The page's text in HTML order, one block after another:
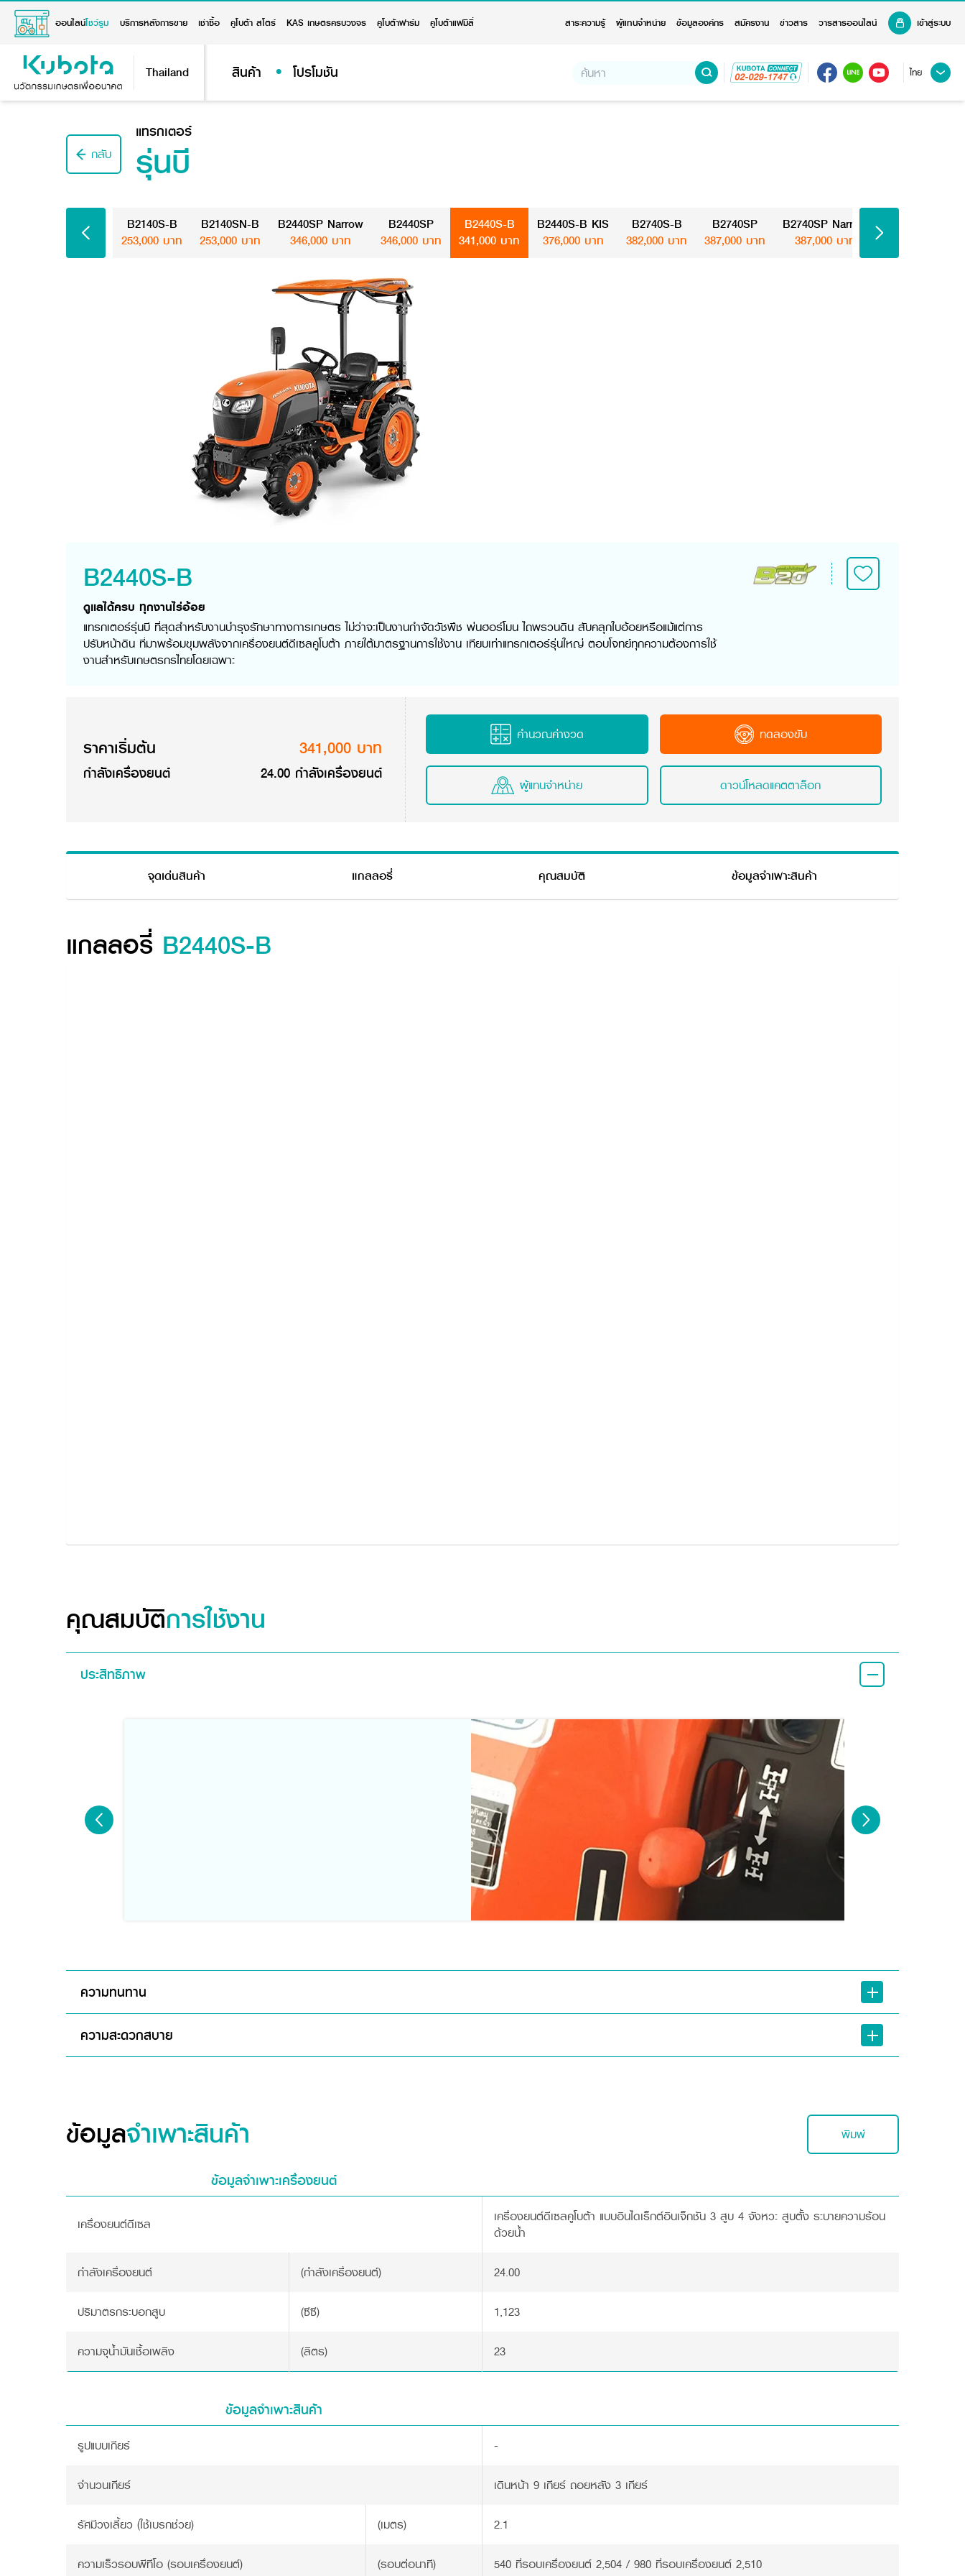
ออนไลน์โชว์รูม บริการหลังการขาย เช่าซื้อ คูโบต้า สโตร์ KAS เกษตรครบวงจร คูโบต้าฟาร์ม คูโบต้าแฟมิลี่ สาระความรู้ ผู้แทนจำหน่าย ข้อมูลองค์กร สมัครงาน ข่าวสาร วารสารออนไลน์ เข้าสู่ระบบ
Thailand สินค้า โปรโมชัน ไทย
กลับ
แทรกเตอร์
รุ่นบี
B2140S-B
253,000 บาท
B2140SN-B
253,000 บาท
B2440SP Narrow
346,000 บาท
B2440SP
346,000 บาท
B2440S-B
341,000 บาท
B2440S-B KIS
376,000 บาท
B2740S-B
382,000 บาท
B2740SP
387,000 บาท
B2740SP Narrow
387,000 บาท
B2440S-B
ดูแลได้ครบ ทุกงานไร่อ้อย
แทรกเตอร์รุ่นบี ที่สุดสำหรับงานบำรุงรักษาทางการเกษตร ไม่ว่าจะเป็นงานกำจัดวัชพืช พ่นฮอร์โมน ไถพรวนดิน สับคลุกใบอ้อยหรือแม้แต่การ
ปรับหน้าดิน ที่มาพร้อมขุมพลังจากเครื่องยนต์ดีเซลคูโบต้า ภายใต้มาตรฐานการใช้งาน เทียบเท่าแทรกเตอร์รุ่นใหญ่ ตอบโจทย์ทุกความต้องการใช้
งานสำหรับเกษตรกรไทยโดยเฉพาะ
ราคาเริ่มต้น 341,000 บาท
กำลังเครื่องยนต์ 24.00 กำลังเครื่องยนต์
คำนวณค่างวด ทดลองขับ
ผู้แทนจำหน่าย ดาวน์โหลดแคตตาล็อก
จุดเด่นสินค้า แกลลอรี่ คุณสมบัติ ข้อมูลจำเพาะสินค้า
แกลลอรี่ B2440S-B
คุณสมบัติการใช้งาน
ประสิทธิภาพ
ความทนทาน
ความสะดวกสบาย
ข้อมูลจำเพาะสินค้า พิมพ์
ข้อมูลจำเพาะเครื่องยนต์
เครื่องยนต์ดีเซล
เครื่องยนต์ดีเซลคูโบต้า แบบอินไดเร็กต์อินเจ็กชัน 3 สูบ 4 จังหวะ สูบตั้ง ระบายความร้อน
ด้วยน้ำ
กำลังเครื่องยนต์ (กำลังเครื่องยนต์) 24.00
ปริมาตรกระบอกสูบ (ซีซี) 1,123
ความจุน้ำมันเชื้อเพลิง (ลิตร) 23
ข้อมูลจำเพาะสินค้า
รูปแบบเกียร์ -
จำนวนเกียร์ เดินหน้า 9 เกียร์ ถอยหลัง 3 เกียร์
รัศมีวงเลี้ยว (ใช้เบรกช่วย) (เมตร) 2.1
ความเร็วรอบพีทีโอ (รอบเครื่องยนต์) (รอบต่อนาที) 540 ที่รอบเครื่องยนต์ 2,504 / 980 ที่รอบเครื่องยนต์ 2,510